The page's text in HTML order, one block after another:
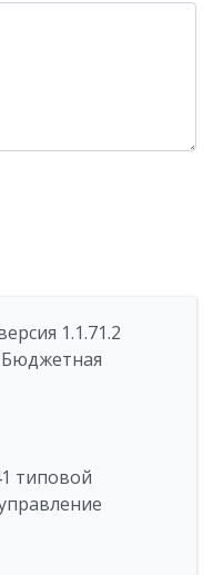
1.1.71.2
типовой